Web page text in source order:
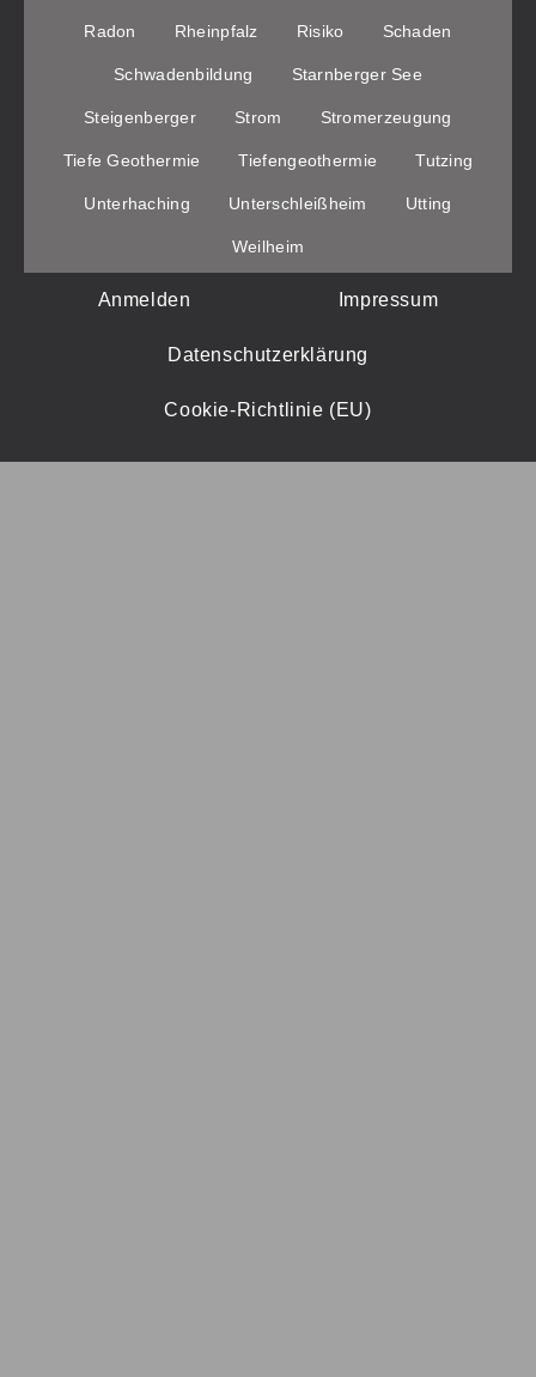
Radon Rheinpfalz Risiko Schaden
Schwadenbildung Starnberger See
Steigenberger Strom Stromerzeugung
Tiefe Geothermie Tiefengeothermie Tutzing
Unterhaching Unterschleißheim Utting
Weilheim
Anmelden Impressum
Datenschutzerklärung
Cookie-Richtlinie (EU)